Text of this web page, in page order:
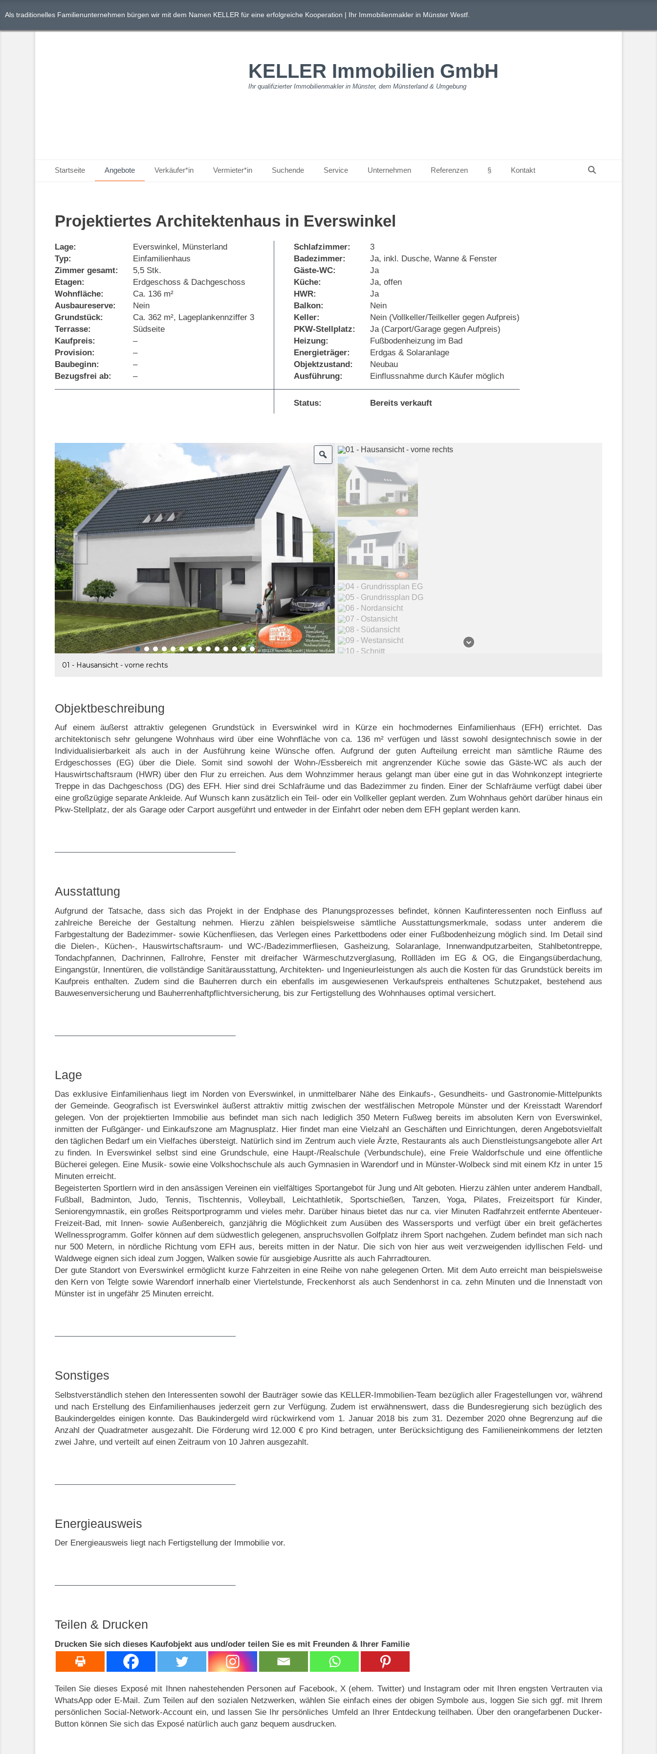
Als traditionelles Familienunternehmen bürgen wir mit dem Namen KELLER für eine erfolgreiche Kooperation | Ihr Immobilienmakler in Münster Westf.
KELLER Immobilien GmbH
Ihr qualifizierter Immobilienmakler in Münster, dem Münsterland & Umgebung
Primäres Menü
Inhalt
Startseite Angebote Verkäufer*in Vermieter*in Suchende Service Unternehmen Referenzen § Kontakt
Projektiertes Architektenhaus in Everswinkel
Lage:
Everswinkel, Münsterland
Typ:
Einfamilienhaus
Zimmer gesamt:
5,5 Stk.
Etagen:
Erdgeschoss & Dachgeschoss
Wohnfläche:
Ca. 136 m²
Ausbaureserve:
Nein
Grundstück:
Ca. 362 m², Lageplankennziffer 3
Terrasse:
Südseite
Kaufpreis:
–
Provision:
–
Baubeginn:
–
Bezugsfrei ab:
–
Schlafzimmer:
3
Badezimmer:
Ja, inkl. Dusche, Wanne & Fenster
Gäste-WC:
Ja
Küche:
Ja, offen
HWR:
Ja
Balkon:
Nein
Keller:
Nein (Vollkeller/Teilkeller gegen Aufpreis)
PKW-Stellplatz:
Ja (Carport/Garage gegen Aufpreis)
Heizung:
Fußbodenheizung im Bad
Energieträger:
Erdgas & Solaranlage
Objektzustand:
Neubau
Ausführung:
Einflussnahme durch Käufer möglich
Status: Bereits verkauft
01 - Hausansicht - vorne rechts
Objektbeschreibung
Auf einem äußerst attraktiv gelegenen Grundstück in Everswinkel wird in Kürze ein hochmodernes Einfamilienhaus (EFH) errichtet. Das
architektonisch sehr gelungene Wohnhaus wird über eine Wohnfläche von ca. 136 m² verfügen und lässt sowohl designtechnisch sowie in der
Individualisierbarkeit als auch in der Ausführung keine Wünsche offen. Aufgrund der guten Aufteilung erreicht man sämtliche Räume des
Erdgeschosses (EG) über die Diele. Somit sind sowohl der Wohn-/Essbereich mit angrenzender Küche sowie das Gäste-WC als auch der
Hauswirtschaftsraum (HWR) über den Flur zu erreichen. Aus dem Wohnzimmer heraus gelangt man über eine gut in das Wohnkonzept integrierte
Treppe in das Dachgeschoss (DG) des EFH. Hier sind drei Schlafräume und das Badezimmer zu finden. Einer der Schlafräume verfügt dabei über
eine großzügige separate Ankleide. Auf Wunsch kann zusätzlich ein Teil- oder ein Vollkeller geplant werden. Zum Wohnhaus gehört darüber hinaus ein
Pkw-Stellplatz, der als Garage oder Carport ausgeführt und entweder in der Einfahrt oder neben dem EFH geplant werden kann.
Ausstattung
Aufgrund der Tatsache, dass sich das Projekt in der Endphase des Planungsprozesses befindet, können Kaufinteressenten noch Einfluss auf
zahlreiche Bereiche der Gestaltung nehmen. Hierzu zählen beispielsweise sämtliche Ausstattungsmerkmale, sodass unter anderem die
Farbgestaltung der Badezimmer- sowie Küchenfliesen, das Verlegen eines Parkettbodens oder einer Fußbodenheizung möglich sind. Im Detail sind
die Dielen-, Küchen-, Hauswirtschaftsraum- und WC-/Badezimmerfliesen, Gasheizung, Solaranlage, Innenwandputzarbeiten, Stahlbetontreppe,
Tondachpfannen, Dachrinnen, Fallrohre, Fenster mit dreifacher Wärmeschutzverglasung, Rollläden im EG & OG, die Eingangsüberdachung,
Eingangstür, Innentüren, die vollständige Sanitärausstattung, Architekten- und Ingenieurleistungen als auch die Kosten für das Grundstück bereits im
Kaufpreis enthalten. Zudem sind die Bauherren durch ein ebenfalls im ausgewiesenen Verkaufspreis enthaltenes Schutzpaket, bestehend aus
Bauwesenversicherung und Bauherrenhaftpflichtversicherung, bis zur Fertigstellung des Wohnhauses optimal versichert.
Lage
Das exklusive Einfamilienhaus liegt im Norden von Everswinkel, in unmittelbarer Nähe des Einkaufs-, Gesundheits- und Gastronomie-Mittelpunkts
der Gemeinde. Geografisch ist Everswinkel äußerst attraktiv mittig zwischen der westfälischen Metropole Münster und der Kreisstadt Warendorf
gelegen. Von der projektierten Immobilie aus befindet man sich nach lediglich 350 Metern Fußweg bereits im absoluten Kern von Everswinkel,
inmitten der Fußgänger- und Einkaufszone am Magnusplatz. Hier findet man eine Vielzahl an Geschäften und Einrichtungen, deren Angebotsvielfalt
den täglichen Bedarf um ein Vielfaches übersteigt. Natürlich sind im Zentrum auch viele Ärzte, Restaurants als auch Dienstleistungsangebote aller Art
zu finden. In Everswinkel selbst sind eine Grundschule, eine Haupt-/Realschule (Verbundschule), eine Freie Waldorfschule und eine öffentliche
Bücherei gelegen. Eine Musik- sowie eine Volkshochschule als auch Gymnasien in Warendorf und in Münster-Wolbeck sind mit einem Kfz in unter 15
Minuten erreicht.
Begeisterten Sportlern wird in den ansässigen Vereinen ein vielfältiges Sportangebot für Jung und Alt geboten. Hierzu zählen unter anderem Handball,
Fußball, Badminton, Judo, Tennis, Tischtennis, Volleyball, Leichtathletik, Sportschießen, Tanzen, Yoga, Pilates, Freizeitsport für Kinder,
Seniorengymnastik, ein großes Reitsportprogramm und vieles mehr. Darüber hinaus bietet das nur ca. vier Minuten Radfahrzeit entfernte Abenteuer-
Freizeit-Bad, mit Innen- sowie Außenbereich, ganzjährig die Möglichkeit zum Ausüben des Wassersports und verfügt über ein breit gefächertes
Wellnessprogramm. Golfer können auf dem südwestlich gelegenen, anspruchsvollen Golfplatz ihrem Sport nachgehen. Zudem befindet man sich nach
nur 500 Metern, in nördliche Richtung vom EFH aus, bereits mitten in der Natur. Die sich von hier aus weit verzweigenden idyllischen Feld- und
Waldwege eignen sich ideal zum Joggen, Walken sowie für ausgiebige Ausritte als auch Fahrradtouren.
Der gute Standort von Everswinkel ermöglicht kurze Fahrzeiten in eine Reihe von nahe gelegenen Orten. Mit dem Auto erreicht man beispielsweise
den Kern von Telgte sowie Warendorf innerhalb einer Viertelstunde, Freckenhorst als auch Sendenhorst in ca. zehn Minuten und die Innenstadt von
Münster ist in ungefähr 25 Minuten erreicht.
Sonstiges
Selbstverständlich stehen den Interessenten sowohl der Bauträger sowie das KELLER-Immobilien-Team bezüglich aller Fragestellungen vor, während
und nach Erstellung des Einfamilienhauses jederzeit gern zur Verfügung. Zudem ist erwähnenswert, dass die Bundesregierung sich bezüglich des
Baukindergeldes einigen konnte. Das Baukindergeld wird rückwirkend vom 1. Januar 2018 bis zum 31. Dezember 2020 ohne Begrenzung auf die
Anzahl der Quadratmeter ausgezahlt. Die Förderung wird 12.000 € pro Kind betragen, unter Berücksichtigung des Familieneinkommens der letzten
zwei Jahre, und verteilt auf einen Zeitraum von 10 Jahren ausgezahlt.
Energieausweis
Der Energieausweis liegt nach Fertigstellung der Immobilie vor.
Teilen & Drucken
Drucken Sie sich dieses Kaufobjekt aus und/oder teilen Sie es mit Freunden & Ihrer Familie
Teilen Sie dieses Exposé mit Ihnen nahestehenden Personen auf Facebook, X (ehem. Twitter) und Instagram oder mit Ihren engsten Vertrauten via
WhatsApp oder E-Mail. Zum Teilen auf den sozialen Netzwerken, wählen Sie einfach eines der obigen Symbole aus, loggen Sie sich ggf. mit Ihrem
persönlichen Social-Network-Account ein, und lassen Sie Ihr persönliches Umfeld an Ihrer Entdeckung teilhaben. Über den orangefarbenen Ducker-
Button können Sie sich das Exposé natürlich auch ganz bequem ausdrucken.